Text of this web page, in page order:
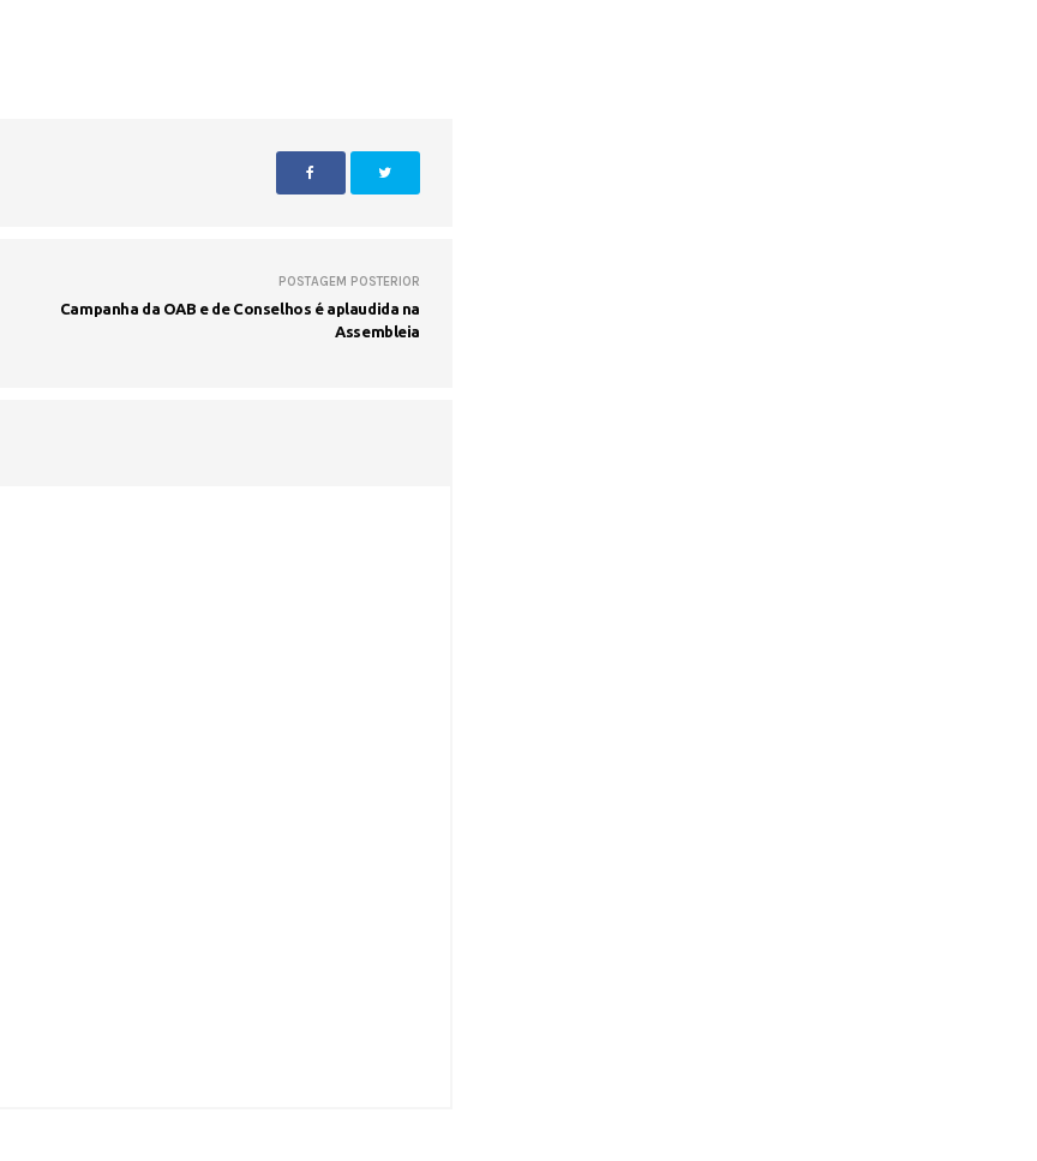
POSTAGEM POSTERIOR
Campanha da OAB e de Conselhos é aplaudida na
Assembleia